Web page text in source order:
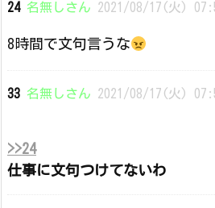
24 名無しさん 2021/08/17(火)
8時間で文句言うな
33 名無しさん 2021/08/17(火)
>>24
仕事に文句つけてないわ